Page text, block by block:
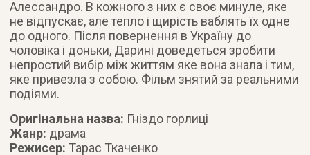
Алессандро. В кожного з них є своє минуле, яке
не відпускає, але тепло і щирість ваблять їх одне
до одного. Після повернення в Україну до
чоловіка і доньки, Дарині доведеться зробити
непростий вибір між життям яке вона знала і тим,
яке привезла з собою. Фільм знятий за реальними
подіями.
Оригінальна назва: Гніздо горлиці
Жанр: драма
Режисер: Тарас Ткаченко